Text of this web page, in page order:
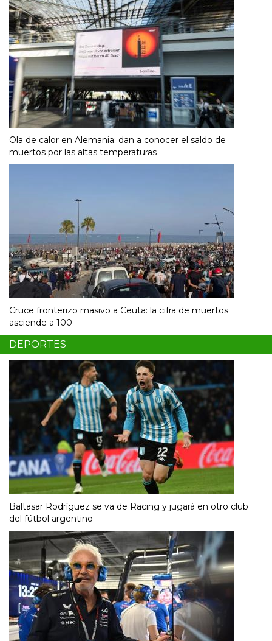
Ola de calor en Alemania: dan a conocer el saldo de
muertos por las altas temperaturas
Cruce fronterizo masivo a Ceuta: la cifra de muertos
asciende a 100
DEPORTES
Baltasar Rodríguez se va de Racing y jugará en otro club
del fútbol argentino